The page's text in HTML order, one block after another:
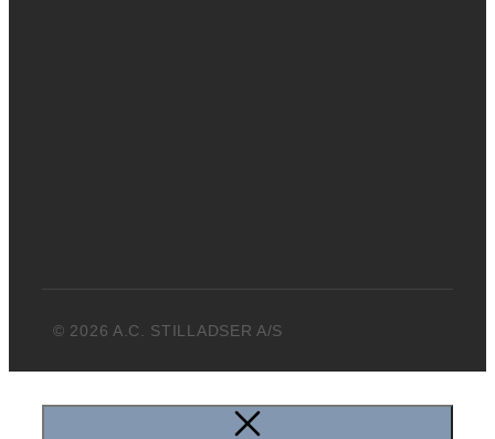
© 2026 A.C. STILLADSER A/S